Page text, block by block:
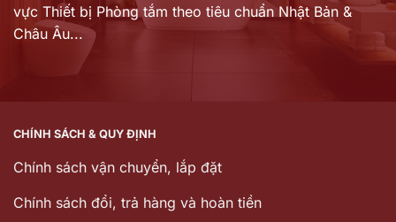
vực Thiết bị Phòng tắm theo tiêu chuẩn Nhật Bản &
Châu Âu...
CHÍNH SÁCH & QUY ĐỊNH
Chính sách vận chuyển, lắp đặt
Chính sách đổi, trả hàng và hoàn tiền